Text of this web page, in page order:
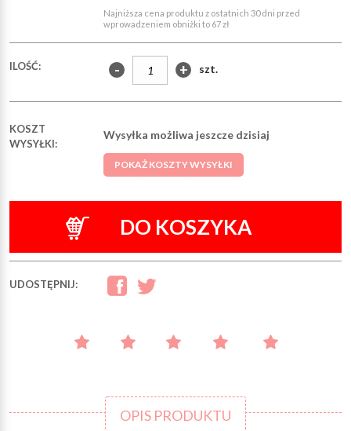
Najniższa cena produktu z ostatnich 30 dni przed
wprowadzeniem obniżki to 67 zł
ILOŚĆ: - + szt.
KOSZT
WYSYŁKI:
Wysyłka możliwa jeszcze dzisiaj
POKAŻ KOSZTY WYSYŁKI
DO KOSZYKA
UDOSTĘPNIJ:
OPIS PRODUKTU